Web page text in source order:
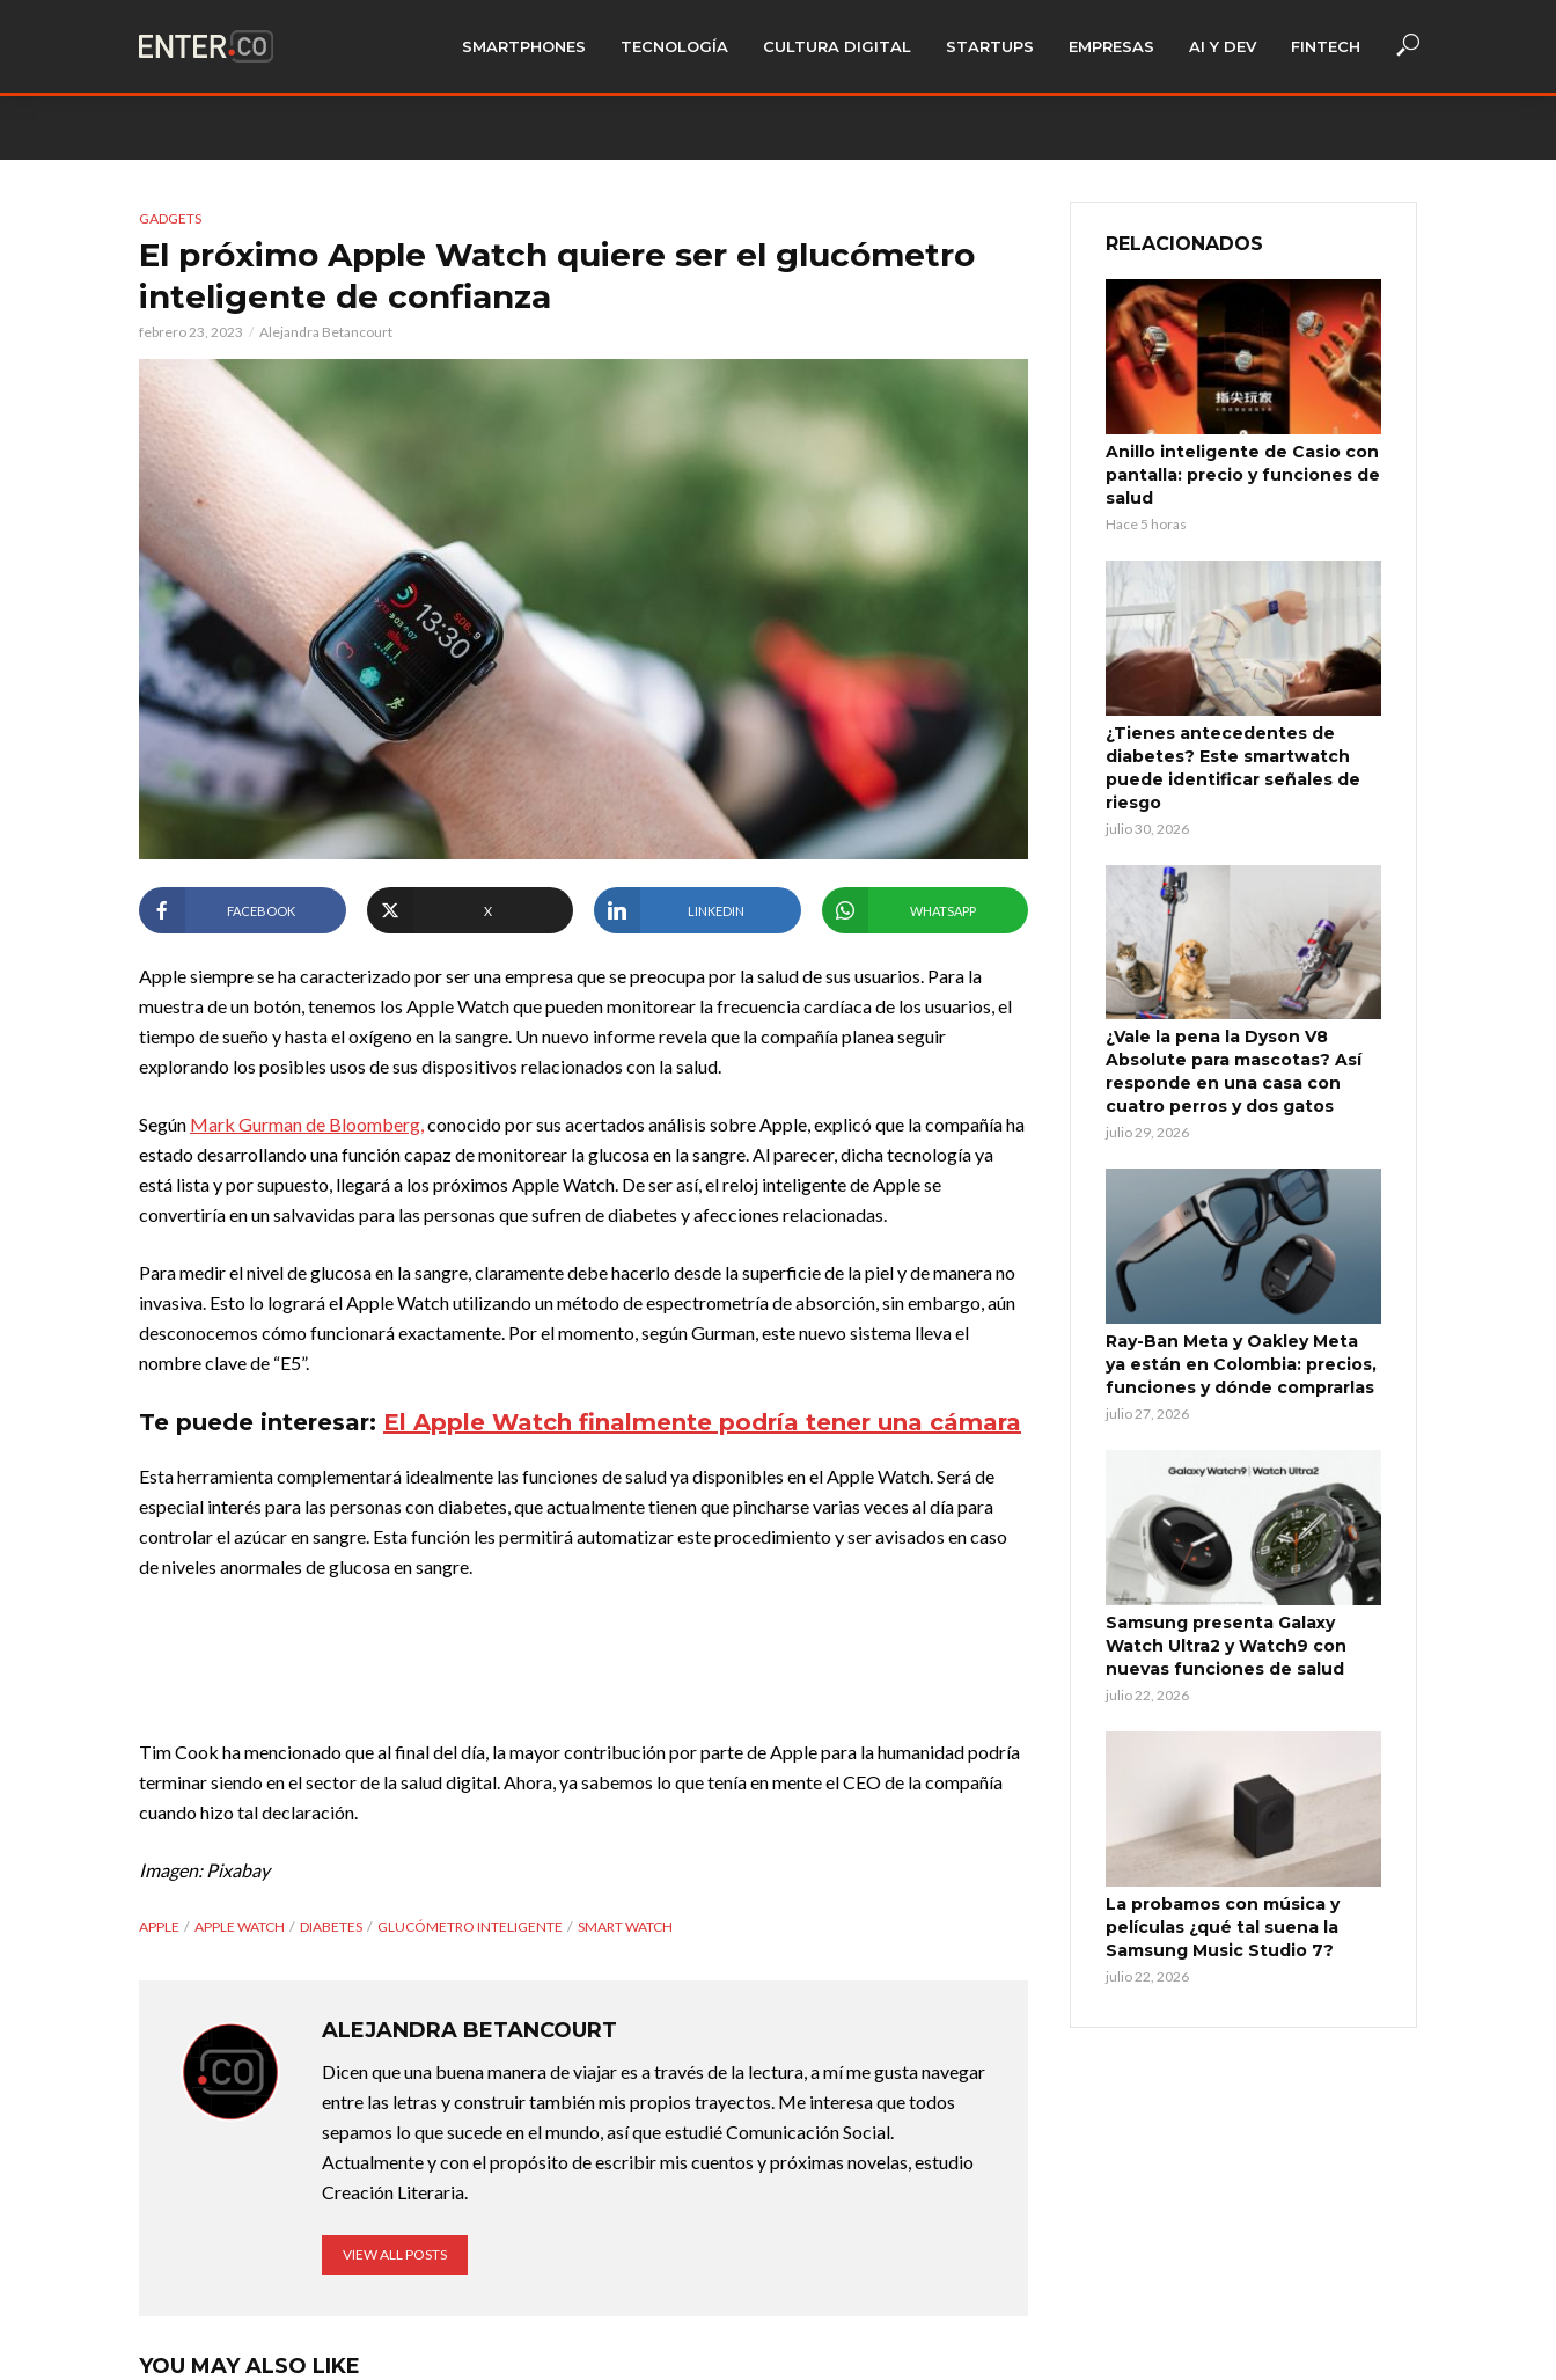
SMARTPHONES TECNOLOGÍA CULTURA DIGITAL STARTUPS EMPRESAS AI Y DEV FINTECH
GADGETS
El próximo Apple Watch quiere ser el glucómetro
inteligente de confianza
febrero 23, 2023 Alejandra Betancourt
FACEBOOK X LINKEDIN WHATSAPP
Apple siempre se ha caracterizado por ser una empresa que se preocupa por la salud de sus usuarios. Para la
muestra de un botón, tenemos los Apple Watch que pueden monitorear la frecuencia cardíaca de los usuarios, el
tiempo de sueño y hasta el oxígeno en la sangre. Un nuevo informe revela que la compañía planea seguir
explorando los posibles usos de sus dispositivos relacionados con la salud.
Según Mark Gurman de Bloomberg,conocido por sus acertados análisis sobre Apple, explicó que la compañía ha
estado desarrollando una función capaz de monitorear la glucosa en la sangre. Al parecer, dicha tecnología ya
está lista y por supuesto, llegará a los próximos Apple Watch. De ser así, el reloj inteligente de Apple se
convertiría en un salvavidas para las personas que sufren de diabetes y afecciones relacionadas.
Para medir el nivel de glucosa en la sangre, claramente debe hacerlo desde la superficie de la piel y de manera no
invasiva. Esto lo logrará el Apple Watch utilizando un método de espectrometría de absorción, sin embargo, aún
desconocemos cómo funcionará exactamente. Por el momento, según Gurman, este nuevo sistema lleva el
nombre clave de “E5”.
Te puede interesar: El Apple Watch finalmente podría tener una cámara
Esta herramienta complementará idealmente las funciones de salud ya disponibles en el Apple Watch. Será de
especial interés para las personas con diabetes, que actualmente tienen que pincharse varias veces al día para
controlar el azúcar en sangre. Esta función les permitirá automatizar este procedimiento y ser avisados ​​en caso
de niveles anormales de glucosa en sangre.
Tim Cook ha mencionado que al final del día, la mayor contribución por parte de Apple para la humanidad podría
terminar siendo en el sector de la salud digital. Ahora, ya sabemos lo que tenía en mente el CEO de la compañía
cuando hizo tal declaración.
Imagen: Pixabay
APPLE APPLE WATCH DIABETES GLUCÓMETRO INTELIGENTE SMART WATCH
ALEJANDRA BETANCOURT
Dicen que una buena manera de viajar es a través de la lectura, a mí me gusta navegar
entre las letras y construir también mis propios trayectos. Me interesa que todos
sepamos lo que sucede en el mundo, así que estudié Comunicación Social.
Actualmente y con el propósito de escribir mis cuentos y próximas novelas, estudio
Creación Literaria.
VIEW ALL POSTS
YOU MAY ALSO LIKE
RELACIONADOS
Anillo inteligente de Casio con
pantalla: precio y funciones de
salud
Hace 5 horas
¿Tienes antecedentes de
diabetes? Este smartwatch
puede identificar señales de
riesgo
julio 30, 2026
¿Vale la pena la Dyson V8
Absolute para mascotas? Así
responde en una casa con
cuatro perros y dos gatos
julio 29, 2026
Ray-Ban Meta y Oakley Meta
ya están en Colombia: precios,
funciones y dónde comprarlas
julio 27, 2026
Samsung presenta Galaxy
Watch Ultra2 y Watch9 con
nuevas funciones de salud
julio 22, 2026
La probamos con música y
películas ¿qué tal suena la
Samsung Music Studio 7?
julio 22, 2026